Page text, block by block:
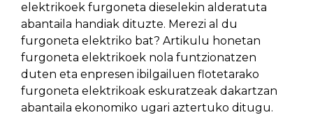
elektrikoek furgoneta dieselekin alderatuta
abantaila handiak dituzte. Merezi al du
furgoneta elektriko bat? Artikulu honetan
furgoneta elektrikoek nola funtzionatzen
duten eta enpresen ibilgailuen flotetarako
furgoneta elektrikoak eskuratzeak dakartzan
abantaila ekonomiko ugari aztertuko ditugu.